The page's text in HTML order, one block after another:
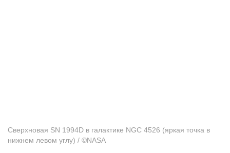
Сверхновая SN 1994D в галактике NGC 4526 (яркая точка в
нижнем левом углу) / ©NASA